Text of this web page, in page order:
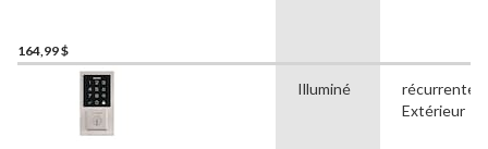
164,99 $
Illuminé
récurrente,
Extérieur